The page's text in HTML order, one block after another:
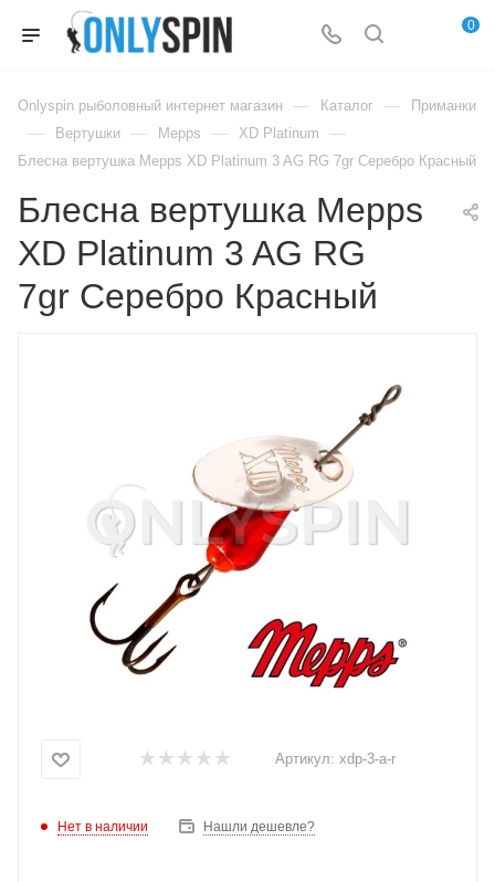
0
Onlyspin рыболовный интернет магазин — Каталог — Приманки
— Вертушки — Mepps — XD Platinum —
Блесна вертушка Mepps XD Platinum 3 AG RG 7gr Серебро Красный
Блесна вертушка Mepps
XD Platinum 3 AG RG
7gr Серебро Красный
Артикул: xdp-3-a-r
Нет в наличии Нашли дешевле?